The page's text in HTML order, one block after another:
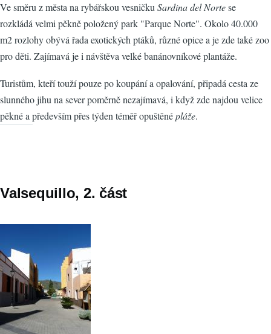
Ve směru z města na rybářskou vesničkuSardina del Nortese
rozkládá velmi pěkně položený park "Parque Norte". Okolo 40.000
m2 rozlohy obývá řada exotických ptáků, různé opice a je zde také zoo
pro děti. Zajímavá je i návštěva velké banánovníkové plantáže.
Turistům, kteří touží pouze po koupání a opalování, připadá cesta ze
slunného jihu na sever poměrně nezajímavá, i když zde najdou velice
pěkné a především přes týden téměř opuštěnépláže.
Valsequillo, 2. část